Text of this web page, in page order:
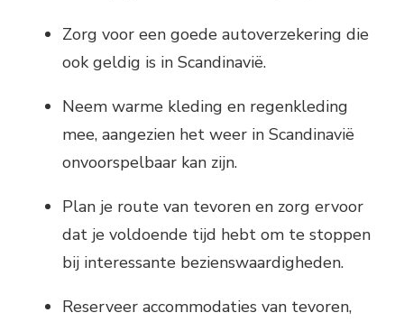
Zorg voor een goede autoverzekering die
ook geldig is in Scandinavië.
Neem warme kleding en regenkleding
mee, aangezien het weer in Scandinavië
onvoorspelbaar kan zijn.
Plan je route van tevoren en zorg ervoor
dat je voldoende tijd hebt om te stoppen
bij interessante bezienswaardigheden.
Reserveer accommodaties van tevoren,